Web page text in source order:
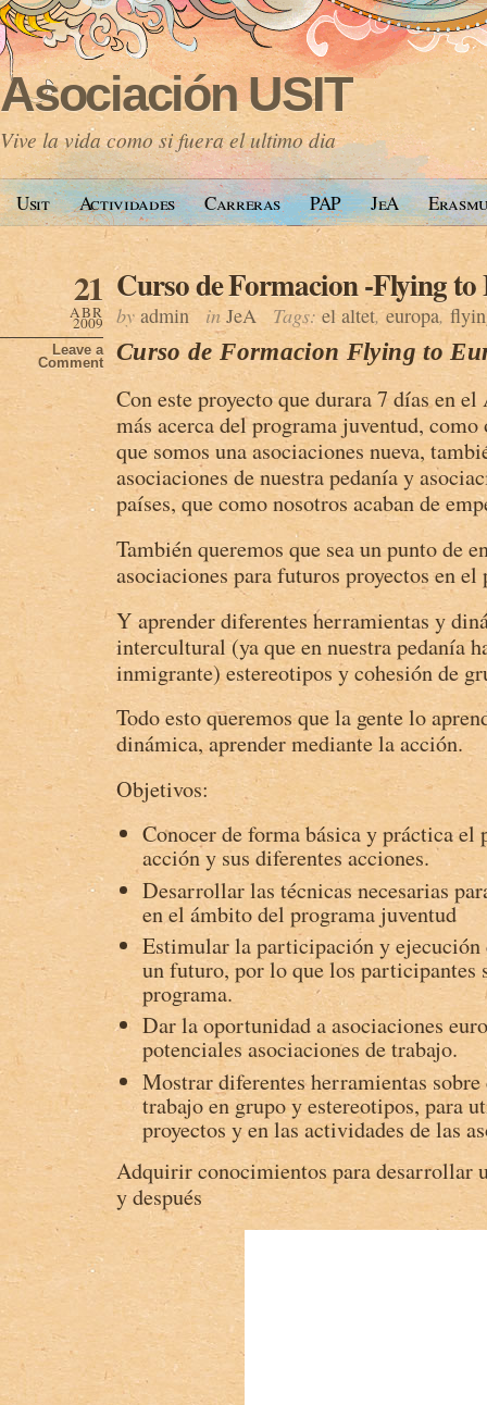
Asociación USIT
Vive la vida como si fuera el ultimo dia
Usit Actividades Carreras PAP JeA
Curso de Formacion -Flying to
21
ABR
2009
Leave a
Comment
by admin in JeA Tags:el altet,europa,
Curso de Formacion Flying to
Con este proyecto que durara 7 días en
más acerca del programa juventud,
que somos una asociaciones nueva,
asociaciones de nuestra pedanía y
países, que como nosotros acaban de
También queremos que sea un punto de
asociaciones para futuros proyectos en
Y aprender diferentes herramientas y
intercultural (ya que en nuestra pedanía
inmigrante) estereotipos y cohesión de
Todo esto queremos que la gente lo
dinámica, aprender mediante la acción.
Objetivos:
Conocer de forma básica y práctica el
acción y sus diferentes acciones.
Desarrollar las técnicas necesarias
en el ámbito del programa juventud
Estimular la participación y ejecución
un futuro, por lo que los participantes
programa.
Dar la oportunidad a asociaciones
potenciales asociaciones de trabajo.
Mostrar diferentes herramientas
trabajo en grupo y estereotipos, para
proyectos y en las actividades de las
Adquirir conocimientos para desarrollar
y después